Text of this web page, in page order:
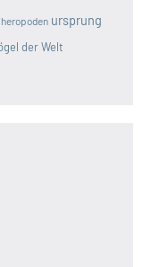
ursprung
der Welt